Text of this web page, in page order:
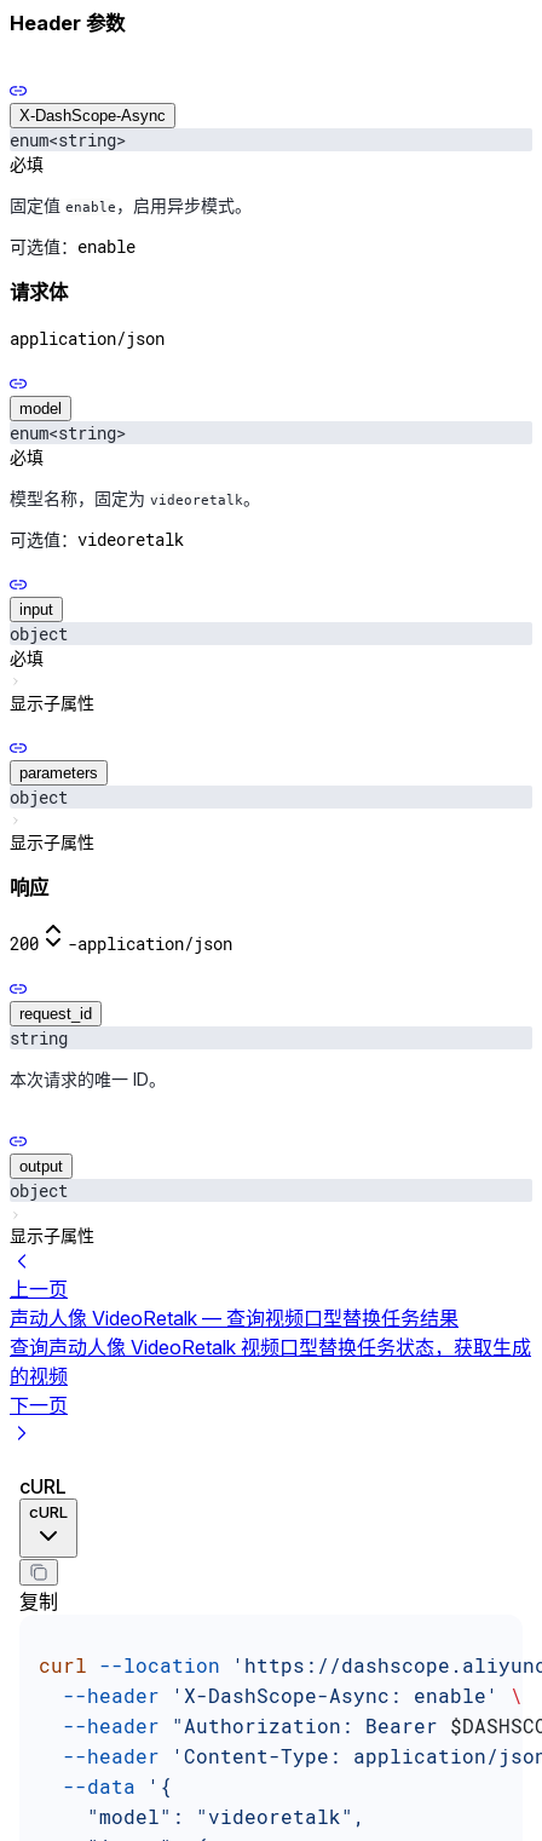
Header 参数
X-DashScope-Async
enum<string>
必填
固定值 enable ，启用异步模式。
可选值： enable
请求体
application/json
model
enum<string>
必填
模型名称，固定为 videoretalk。
可选值： videoretalk
input
object
必填
显示子属性
parameters
object
显示子属性
响应
200 -application/json
request_id
string
本次请求的唯一 ID。
output
object
显示子属性
上一页
声动人像 VideoRetalk — 查询视频口型替换任务结果
查询声动人像 VideoRetalk 视频口型替换任务状态，获取生成
的视频
下一页
cURL
cURL
复制
curl --location 'https://
  --header
'X-DashScope-Async: enable'
\
  --header
"Authorization: Bearer
  --header
'Content-Type: application/
  --data
'{
    "model": "videoretalk",